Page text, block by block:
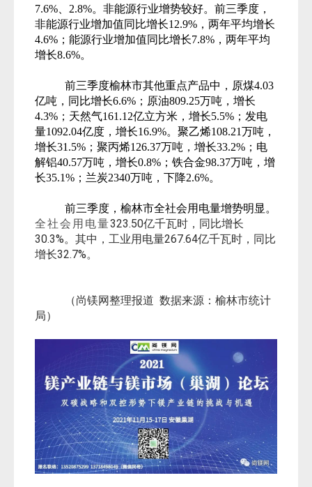
7.6%、2.8%。 非能源行业增势较好。 前三季度，
非能源行业增加值同比增长12.9%，两年平均增长
4.6%； 能源行业增加值同比增长7.8%，两年平均
增长8.6%。
前三季度榆林市其他重点产品中，原煤4.03
亿吨，同比增长6.6%；原油809.25万吨，增长
4.3%；天然气161.12亿立方米，增长5.5%；发电
量1092.04亿度，增长16.9%。聚乙烯108.21万吨，
增长31.5%；聚丙烯126.37万吨，增长33.2%；电
解铝40.57万吨，增长0.8%；铁合金98.37万吨，增
长35.1%；兰炭2340万吨，下降2.6%。
前三季度，榆林市全社会用电量增势明显。
全社会用电量323.50亿千瓦时，同比增长
30.3%。其中， 工业用电量267.64亿千瓦时， 同比
增长32.7%。
（尚镁网整理报道 数据来源：榆林市统计
局）